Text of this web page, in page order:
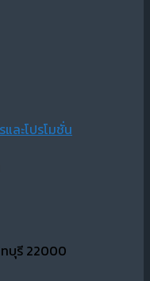
ละโปรโมชั่น
บุรี 22000